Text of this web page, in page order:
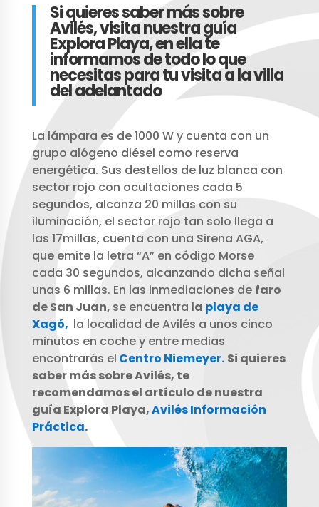
Si quieres saber más sobre
Avilés, visita nuestraguía
Explora Playa, en ella te
informamos de todo lo que
necesitas para tu visita a la villa
del adelantado
La lámpara es de 1000 W y cuenta con un
grupo alógeno diésel como reserva
energética. Sus destellos de luz blanca con
sector rojo con ocultaciones cada 5
segundos, alcanza 20 millas con su
iluminación, el sector rojo tan solo llega a
las 17millas, cuenta con una Sirena AGA,
que emite la letra “A” en código Morse
cada 30 segundos, alcanzando dicha señal
unas 6 millas. En las inmediaciones de faro
de San Juan, se encuentra la playa de
Xagó, la localidad de Avilés a unos cinco
minutos en coche y entre medias
encontrarás el Centro Niemeyer. Si quieres
saber más sobre Avilés, te
recomendamos el artículo de nuestra
guía Explora Playa,Avilés Información
Práctica.